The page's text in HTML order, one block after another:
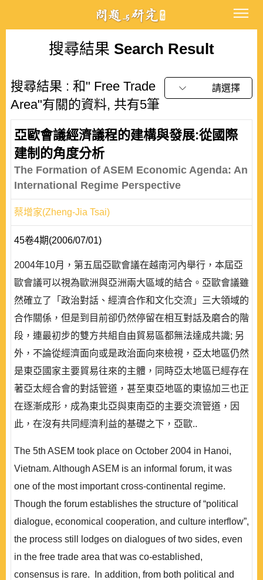
搜尋結果 Search Result
搜尋結果 : 和" Free Trade
Area"有關的資料, 共有5筆
請選擇
亞歐會議經濟議程的建構與發展:從國際
建制的角度分析
The Formation of ASEM Economic Agenda: An
International Regime Perspective
蔡增家(Zheng-Jia Tsai)
45卷4期(2006/07/01)
2004年10月，第五屆亞歐會議在越南河內舉行，本屆亞
歐會議可以視為歐洲與亞洲兩大區域的結合。亞歐會議雖
然確立了「政治對話、經濟合作和文化交流」三大領域的
合作關係，但是到目前卻仍然停留在相互對話及磨合的階
段，連最初步的雙方共組自由貿易區都無法達成共識; 另
外，不論從經濟面向或是政治面向來檢視，亞太地區仍然
是東亞國家主要貿易往來的主體，同時亞太地區已經存在
著亞太經合會的對話管道，甚至東亞地區的東協加三也正
在逐漸成形，成為東北亞與東南亞的主要交流管道，因
此，在沒有共同經濟利益的基礎之下，亞歐..
The 5th ASEM took place on October 2004 in Hanoi,
Vietnam. Although ASEM is an informal forum, it was
one of the most important cross-continental regime.
Though the forum establishes the structure of “political
dialogue, economical cooperation, and culture interflow”,
the process still lodges on dialogues of two sides, even
in the free trade area that was co-established,
consensus is rare. In addition, from both political and